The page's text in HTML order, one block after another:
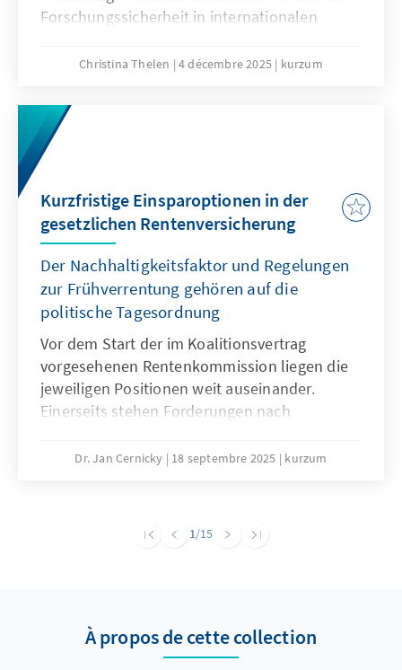
Forschungssicherheit in internationalen
diese noch bis vor wenigen Jahren im
Internationalität in der Forschung als
Wissenstreiber und Goldstandard – rücken
spätestens seit dem Überfall Russlands auf
Kooperationen immer mehr in den Fokus.
Christina Thelen 4 décembre 2025 kurzum
Kurzfristige Einsparoptionen in der
gesetzlichen Rentenversicherung
Der Nachhaltigkeitsfaktor und Regelungen
zur Frühverrentung gehören auf die
politische Tagesordnung
Vor dem Start der im Koalitionsvertrag
vorgesehenen Rentenkommission liegen die
jeweiligen Positionen weit auseinander.
Einerseits stehen Forderungen nach
Kürzung von Leistungen abgelehnt. Eine
adressiert, sollte zwar weiter das Ziel sein,
aber zumindest zwei Elemente, die auch
kurzfristig politisch durchsetzbar sein sollten.
Dr. Jan Cernicky 18 septembre 2025 kurzum
1/15
À propos de cette collection